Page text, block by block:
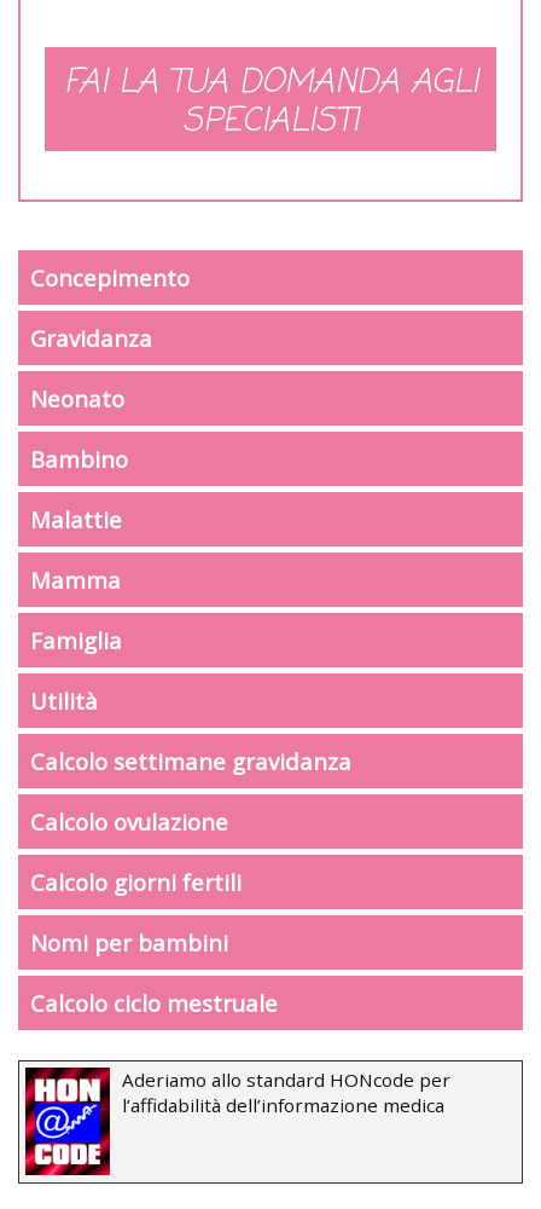
FAI LA TUA DOMANDA AGLI
SPECIALISTI
Concepimento
Gravidanza
Neonato
Bambino
Malattie
Mamma
Famiglia
Utilità
Calcolo settimane gravidanza
Calcolo ovulazione
Calcolo giorni fertili
Nomi per bambini
Calcolo ciclo mestruale
Aderiamo allo standard HONcode per
l’affidabilità dell’informazione medica